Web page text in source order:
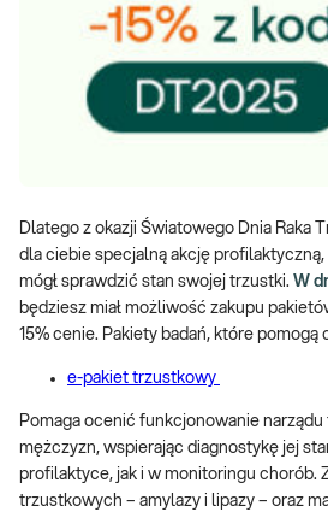
Dlatego z okazji Światowego Dnia Raka
dla ciebie specjalną akcję
mógł sprawdzić stan swojej trzustki. W
będziesz miał możliwość zakupu
15% cenie. Pakiety badań, które pomogą
e-pakiet trzustkowy
Pomaga ocenić funkcjonowanie
mężczyzn, wspierając diagnostykę jej
profilaktyce, jak i w monitoringu chorób.
trzustkowych – amylazy i lipazy – oraz